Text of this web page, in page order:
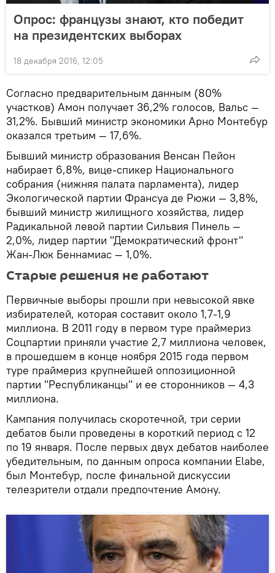
Опрос: французы знают, кто победит
на президентских выборах
18 декабря 2016, 12:05
Согласно предварительным данным (80%
участков) Амон получает 36,2% голосов, Вальс —
31,2%. Бывший министр экономики Арно Монтебур
оказался третьим — 17,6%.
Бывший министр образования Венсан Пейон
набирает 6,8%, вице-спикер Национального
собрания (нижняя палата парламента), лидер
Экологической партии Франсуа де Рюжи — 3,8%,
бывший министр жилищного хозяйства, лидер
Радикальной левой партии Сильвия Пинель —
2,0%, лидер партии "Демократический фронт"
Жан-Люк Беннамиас — 1,0%.
Старые решения не работают
Первичные выборы прошли при невысокой явке
избирателей, которая составит около 1,7-1,9
миллиона. В 2011 году в первом туре праймериз
Соцпартии приняли участие 2,7 миллиона человек,
в прошедшем в конце ноября 2015 года первом
туре праймериз крупнейшей оппозиционной
партии "Республиканцы" и ее сторонников — 4,3
миллиона.
Кампания получилась скоротечной, три серии
дебатов были проведены в короткий период с 12
по 19 января. После первых двух дебатов наиболее
убедительным, по данным опроса компании Elabe,
был Монтебур, после финальной дискуссии
телезрители отдали предпочтение Амону.